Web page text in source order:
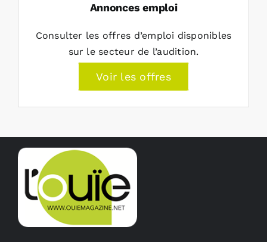
Annonces emploi
Consulter les offres d’emploi disponibles
sur le secteur de l’audition.
Voir les offres